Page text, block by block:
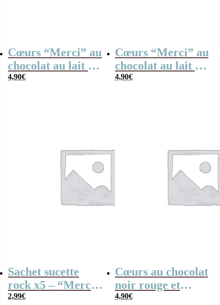
Cœurs “Merci” au
chocolat au lait x4
– Collection arc-
4,90€
Cœurs “Merci” au
chocolat au lait et
chocolat noir
4,90€
Sachet sucette
rock x5 – “Merci”
– Collection arc-
2,99€
Cœurs au chocolat
noir rouge et
blanc x4 “Merci”
4,90€